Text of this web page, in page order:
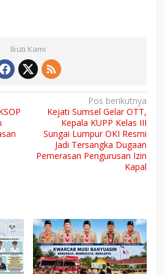
Ikuti Kami
Pos berikutnya
Kejati Sumsel Gelar OTT,
Kepala KUPP Kelas III
Sungai Lumpur OKI Resmi
Jadi Tersangka Dugaan
Pemerasan Pengurusan Izin
Kapal